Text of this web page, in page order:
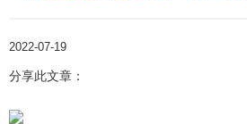
2022-07-19
分享此文章：